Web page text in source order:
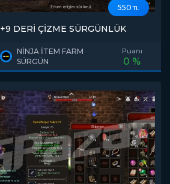
550 TL
+9 DERİ ÇİZME SÜRGÜNLÜK
NİNJA İTEM FARM
SÜRGÜN
Puanı
0 %